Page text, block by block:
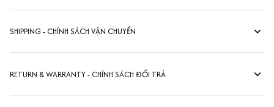
SHIPPING - CHÍNH SÁCH VẬN CHUYỂN
RETURN & WARRANTY - CHÍNH SÁCH ĐỔI TRẢ